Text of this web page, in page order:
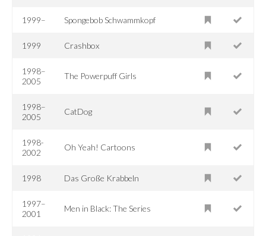
1999– Spongebob Schwammkopf
1999 Crashbox
1998–
2005
The Powerpuff Girls
1998–
2005
CatDog
1998-
2002
Oh Yeah! Cartoons
1998 Das Große Krabbeln
1997–
2001
Men in Black: The Series